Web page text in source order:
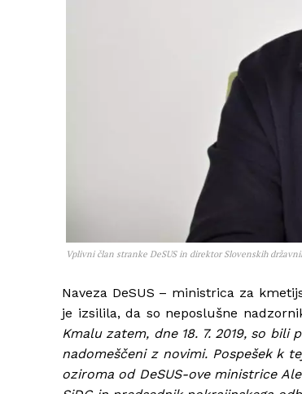
Vplivni član stranke DeSUS in direktor Slovenskih
Naveza DeSUS – ministrica za
je izsilila, da so neposlušne
Kmalu zatem, dne 18. 7. 2019, so
nadomeščeni z novimi. Pospešek k
oziroma od DeSUS-ove ministrice